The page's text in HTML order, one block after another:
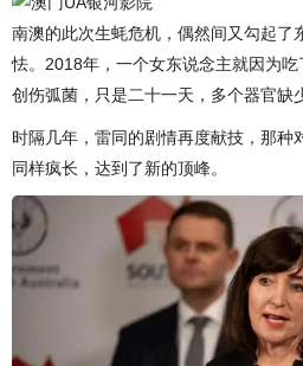
南澳的此次生蚝危机，偶然间又勾起了
怯。2018年，一个女东说念主就因为
创伤弧菌，只是二十一天，多个器官缺
时隔几年，雷同的剧情再度献技，那种
同样疯长，达到了新的顶峰。